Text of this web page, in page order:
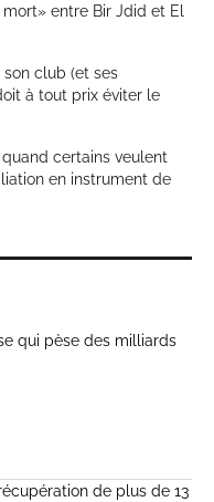
entre Bir Jdid et El
son club (et ses
à tout prix éviter le
certains veulent
en instrument de
qui pèse des milliards
de plus de 13